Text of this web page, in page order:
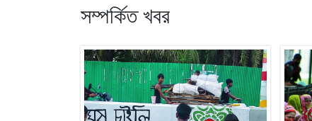
সম্পর্কিত খবর